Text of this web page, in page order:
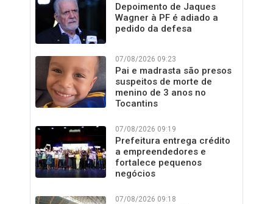
Depoimento de Jaques
Wagner à PF é adiado a
pedido da defesa
07/08/2026 09:23
Pai e madrasta são presos
suspeitos de morte de
menino de 3 anos no
Tocantins
07/08/2026 09:19
Prefeitura entrega crédito
a empreendedores e
fortalece pequenos
negócios
07/08/2026 09:18